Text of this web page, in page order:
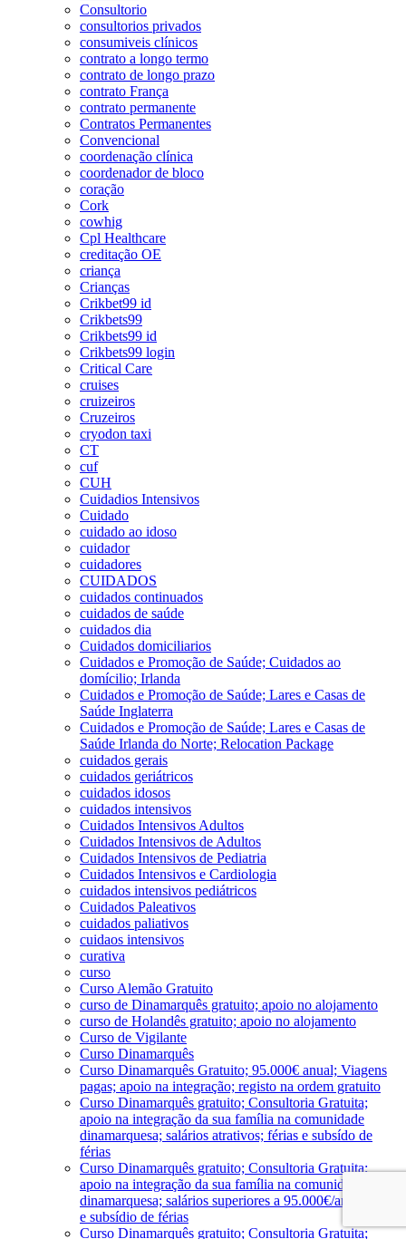
Consultorio
consultorios privados
consumiveis clínicos
contrato a longo termo
contrato de longo prazo
contrato França
contrato permanente
Contratos Permanentes
Convencional
coordenação clínica
coordenador de bloco
coração
Cork
cowhig
Cpl Healthcare
creditação OE
criança
Crianças
Crikbet99 id
Crikbets99
Crikbets99 id
Crikbets99 login
Critical Care
cruises
cruizeiros
Cruzeiros
cryodon taxi
CT
cuf
CUH
Cuidadios Intensivos
Cuidado
cuidado ao idoso
cuidador
cuidadores
CUIDADOS
cuidados continuados
cuidados de saúde
cuidados dia
Cuidados domiciliarios
Cuidados e Promoção de Saúde; Cuidados ao
domícilio; Irlanda
Cuidados e Promoção de Saúde; Lares e Casas de
Saúde Inglaterra
Cuidados e Promoção de Saúde; Lares e Casas de
Saúde Irlanda do Norte; Relocation Package
cuidados gerais
cuidados geriátricos
cuidados idosos
cuidados intensivos
Cuidados Intensivos Adultos
Cuidados Intensivos de Adultos
Cuidados Intensivos de Pediatria
Cuidados Intensivos e Cardiologia
cuidados intensivos pediátricos
Cuidados Paleativos
cuidados paliativos
cuidaos intensivos
curativa
curso
Curso Alemão Gratuito
curso de Dinamarquês gratuito; apoio no alojamento
curso de Holandês gratuito; apoio no alojamento
Curso de Vigilante
Curso Dinamarquês
Curso Dinamarquês Gratuito; 95.000€ anual; Viagens
pagas; apoio na integração; registo na ordem gratuito
Curso Dinamarquês gratuito; Consultoria Gratuita;
apoio na integração da sua família na comunidade
dinamarquesa; salários atrativos; férias e subsído de
férias
Curso Dinamarquês gratuito; Consultoria Gratuita;
apoio na integração da sua família na comunidade
dinamarquesa; salários superiores a 95.000€/ano; férias
e subsídio de férias
Curso Dinamarquês gratuito; Consultoria Gratuita;